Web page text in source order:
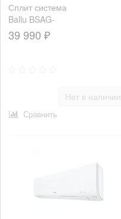
Сплит система
Ballu BSAG-
12HN8
39 990 ₽
Нет в наличии
Сравнить